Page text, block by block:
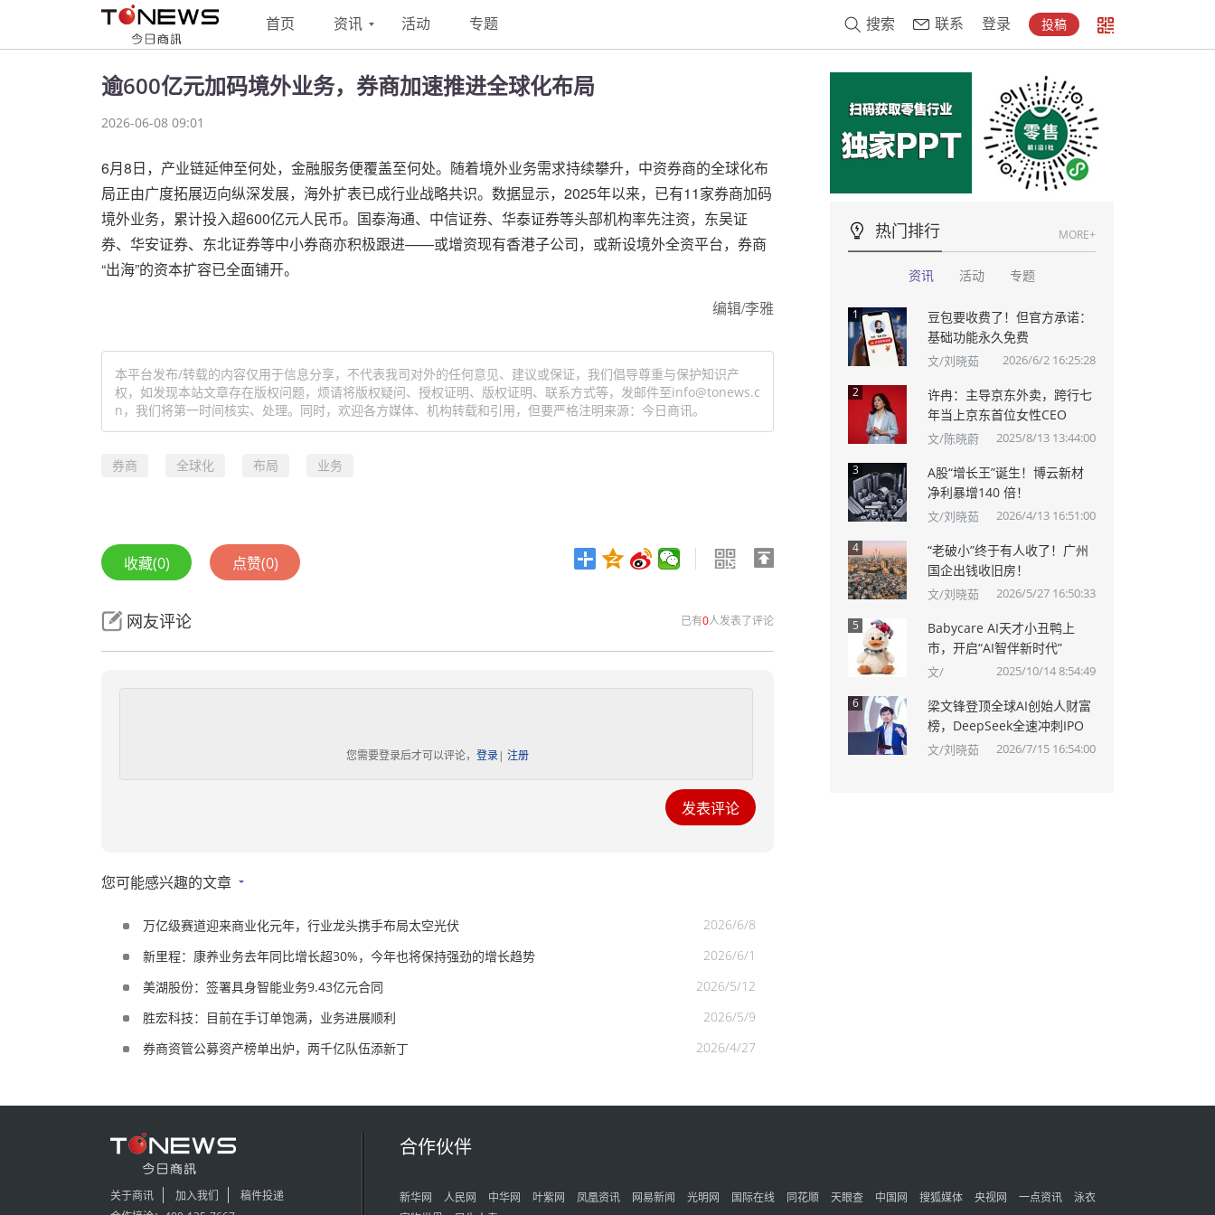
首页 资讯 活动 专题 搜索 联系 登录 投稿
逾600亿元加码境外业务，券商加速推进全球化布局
2026-06-08 09:01
6月8日，产业链延伸至何处，金融服务便覆盖至何处。随着境外业务需求持续攀升，中资券商的全球化布
局正由广度拓展迈向纵深发展，海外扩表已成行业战略共识。数据显示，2025年以来，已有11家券商加码
境外业务，累计投入超600亿元人民币。国泰海通、中信证券、华泰证券等头部机构率先注资，东吴证
券、华安证券、东北证券等中小券商亦积极跟进——或增资现有香港子公司，或新设境外全资平台，券商
“出海”的资本扩容已全面铺开。
编辑/李雅
本平台发布/转载的内容仅用于信息分享，不代表我司对外的任何意见、建议或保证，我们倡导尊重与保护知识产
权，如发现本站文章存在版权问题，烦请将版权疑问、授权证明、版权证明、联系方式等，发邮件至info@tonews.c
n，我们将第一时间核实、处理。同时，欢迎各方媒体、机构转载和引用，但要严格注明来源：今日商讯。
券商 全球化 布局 业务
收藏(0) 点赞(0)
已有0人发表了评论
网友评论
您需要登录后才可以评论， 登录| 注册
您可能感兴趣的文章
万亿级赛道迎来商业化元年，行业龙头携手布局太空光伏
2026/6/8
新里程：康养业务去年同比增长超30%，今年也将保持强劲的增长趋势
2026/6/1
美湖股份：签署具身智能业务9.43亿元合同
2026/5/12
胜宏科技：目前在手订单饱满，业务进展顺利
2026/5/9
券商资管公募资产榜单出炉，两千亿队伍添新丁
2026/4/27
热门排行 MORE+
资讯 活动 专题
1
豆包要收费了！但官方承诺：
基础功能永久免费
文/刘晓茹 2026/6/2 16:25:28
2
许冉：主导京东外卖，跨行七
年当上京东首位女性CEO
文/陈晓蔚 2025/8/13 13:44:00
3
A股“增长王”诞生！博云新材
净利暴增140 倍！
文/刘晓茹 2026/4/13 16:51:00
4
“老破小”终于有人收了！广州
国企出钱收旧房！
文/刘晓茹 2026/5/27 16:50:33
5
Babycare AI天才小丑鸭上
市，开启“AI智伴新时代”
文/ 2025/10/14 8:54:49
6
梁文锋登顶全球AI创始人财富
榜，DeepSeek全速冲刺IPO
文/刘晓茹 2026/7/15 16:54:00
关于商讯 加入我们
稿件投递
合作伙伴
新华网 人民网 中华网 叶紫网 凤凰资讯 网易新闻 光明网 国际在线 同花顺 天眼查 中国网 搜狐媒体 央视网 一点资讯
泳衣